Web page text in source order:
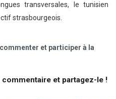
transversales, le tunisien
strasbourgeois.
et participer à la
et partagez-le !